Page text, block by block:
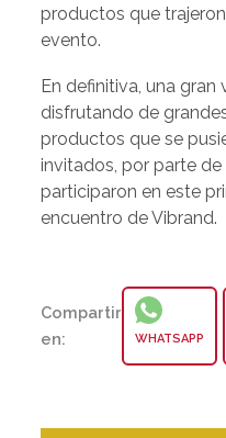
productos que
evento.
En definitiva, una gran
disfrutando de
productos que se
invitados, por parte
participaron en este
encuentro de Vibrand.
Compartir
en:
WHATSAPP